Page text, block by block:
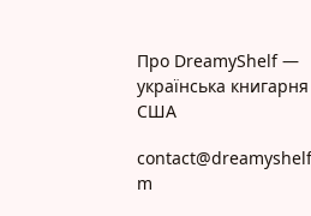
Про DreamyShelf —
українська
США
m